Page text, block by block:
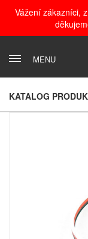
Vážení zákazníci,
MENU
KATALOG